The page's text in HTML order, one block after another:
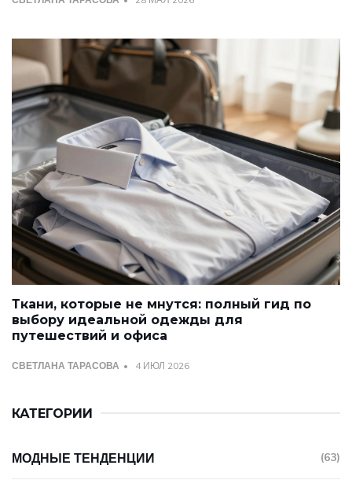
Ткани, которые не мнутся: полный гид по
выбору идеальной одежды для
путешествий и офиса
СВЕТЛАНА ТАРАСОВА 4 ИЮЛ 2026
КАТЕГОРИИ
МОДНЫЕ ТЕНДЕНЦИИ (63)